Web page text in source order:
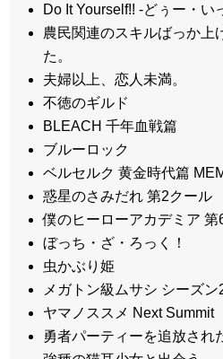
Do It Yourself!! -どぅー・い
農民関連のスキルばっか上
た。
夫婦以上、恋人未満。
不徳のギルド
BLEACH 千年血戦篇
ブルーロック
ベルセルク 黄金時代篇
惑星のさみだれ 第2クール
僕のヒーローアカデミア 第
ぼっち・ざ・ろっく！
虫かぶり姫
メガトン級ムサシ シーズン
ヤマノススメ Next Summit
勇者パーティーを追放され